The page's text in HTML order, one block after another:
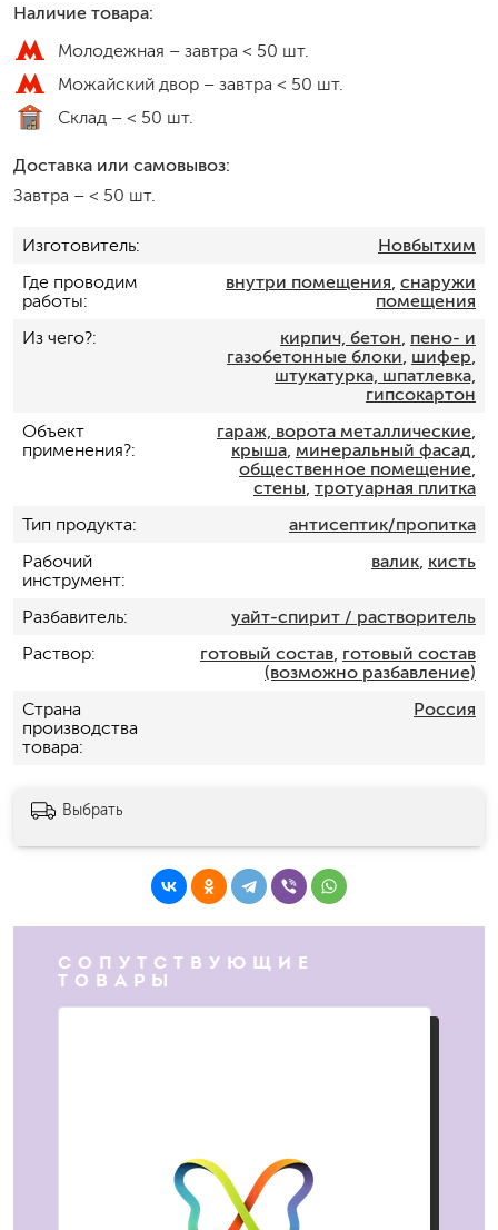
Наличие товара:
Молодежная – завтра < 50 шт.
Можайский двор – завтра < 50 шт.
Склад – < 50 шт.
Доставка или самовывоз:
Завтра – < 50 шт.
Изготовитель
Новбытхим
Где проводим
работы
внутри помещения снаружи
помещения
Из чего?
кирпич, бетон пено- и
газобетонные блоки шифер
штукатурка, шпатлевка,
гипсокартон
Объект
применения?
гараж, ворота металлические,
крыша, минеральный фасад
общественное помещение,
стены тротуарная плитка
Тип продукта
антисептик/пропитка
Рабочий
инструмент
валик, кисть
Разбавитель
уайт-спирит / растворитель
Раствор
готовый состав, готовый состав
(возможно разбавление)
Страна
производства
товара
Россия
Выбрать
СОПУТСТВУЮЩИЕ
ТОВАРЫ